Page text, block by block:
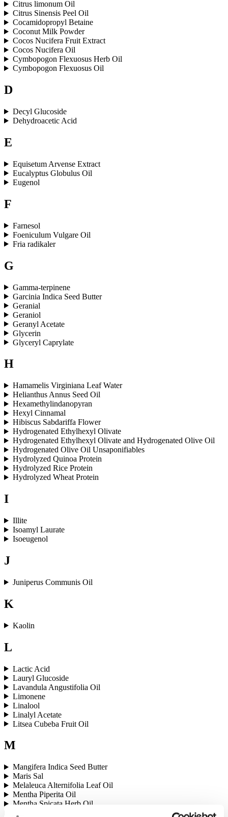
Citrus limonum Oil
Citrus Sinensis Peel Oil
Cocamidopropyl Betaine
Coconut Milk Powder
Cocos Nucifera Fruit Extract
Cocos Nucifera Oil
Cymbopogon Flexuosus Herb Oil
Cymbopogon Flexuosus Oil
D
Decyl Glucoside
Dehydroacetic Acid
E
Equisetum Arvense Extract
Eucalyptus Globulus Oil
Eugenol
F
Farnesol
Foeniculum Vulgare Oil
Fria radikaler
G
Gamma-terpinene
Garcinia Indica Seed Butter
Geranial
Geraniol
Geranyl Acetate
Glycerin
Glyceryl Caprylate
H
Hamamelis Virginiana Leaf Water
Helianthus Annus Seed Oil
Hexamethylindanopyran
Hexyl Cinnamal
Hibiscus Sabdariffa Flower
Hydrogenated Ethylhexyl Olivate
Hydrogenated Ethylhexyl Olivate and Hydrogenated Olive Oil
Hydrogenated Olive Oil Unsaponifiables
Hydrolyzed Quinoa Protein
Hydrolyzed Rice Protein
Hydrolyzed Wheat Protein
I
Illite
Isoamyl Laurate
Isoeugenol
J
Juniperus Communis Oil
K
Kaolin
L
Lactic Acid
Lauryl Glucoside
Lavandula Angustifolia Oil
Limonene
Linalool
Linalyl Acetate
Litsea Cubeba Fruit Oil
M
Mangifera Indica Seed Butter
Maris Sal
Melaleuca Alternifolia Leaf Oil
Mentha Piperita Oil
Mentha Spicata Herb Oil